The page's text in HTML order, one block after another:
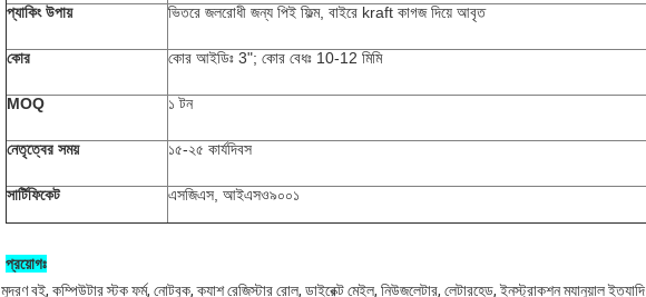
প্যাকিং উপায় ভিতরে জলরোধী জন্য পিই ফিল্ম, বাইরে kraft কাগজ দিয়ে আবৃত
কোর কোর আইডিঃ 3"; কোর বেধঃ 10-12 মিমি
MOQ ১ টন
নেতৃত্বের সময় ১৫-২৫ কার্যদিবস
সার্টিফিকেট এসজিএস, আইএসও৯০০১
প্রয়োগঃ
মুদ্রণ বই, কম্পিউটার স্টক ফর্ম, নোটবুক, ক্যাশ রেজিস্টার রোল, ডাইরেক্ট মেইল, নিউজলেটার, লেটারহেড, ইনস্ট্রাকশন ম্যানুয়াল ইত্যাদি